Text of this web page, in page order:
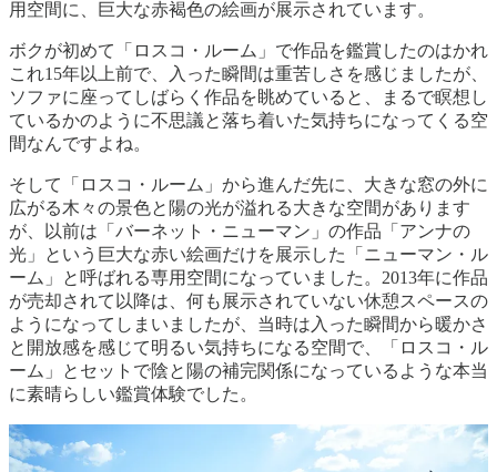
用空間に、巨大な赤褐色の絵画が展示されています。
ボクが初めて「ロスコ・ルーム」で作品を鑑賞したのはかれ
これ15年以上前で、入った瞬間は重苦しさを感じましたが、
ソファに座ってしばらく作品を眺めていると、まるで瞑想し
ているかのように不思議と落ち着いた気持ちになってくる空
間なんですよね。
そして「ロスコ・ルーム」から進んだ先に、大きな窓の外に
広がる木々の景色と陽の光が溢れる大きな空間があります
が、以前は「バーネット・ニューマン」の作品「アンナの
光」という巨大な赤い絵画だけを展示した「ニューマン・ル
ーム」と呼ばれる専用空間になっていました。2013年に作品
が売却されて以降は、何も展示されていない休憩スペースの
ようになってしまいましたが、当時は入った瞬間から暖かさ
と開放感を感じて明るい気持ちになる空間で、「ロスコ・ル
ーム」とセットで陰と陽の補完関係になっているような本当
に素晴らしい鑑賞体験でした。